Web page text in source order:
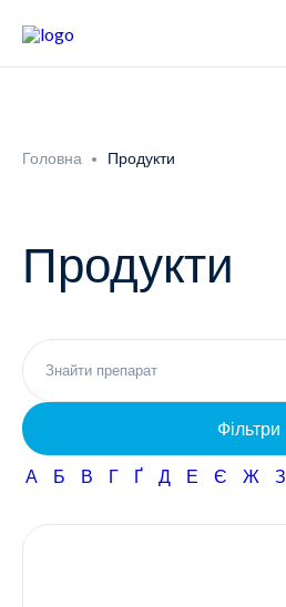
Новини
Неврологія
Фармаконагляд
Кар'єра
Головна Продукти
Продукти
Фільтри
А Б В Г Ґ Д Е Є Ж З